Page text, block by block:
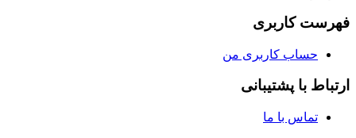
فهرست کاربری
حساب کاربری من
ارتباط با پشتیبانی
تماس با ما